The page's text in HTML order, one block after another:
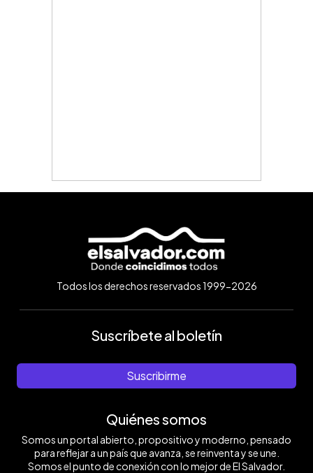
Todos los derechos reservados 1999-2026
Suscríbete al boletín
Suscribirme
Quiénes somos
Somos un portal abierto, propositivo y moderno, pensado
para reflejar a un país que avanza, se reinventa y se une.
Somos el punto de conexión con lo mejor de El Salvador.